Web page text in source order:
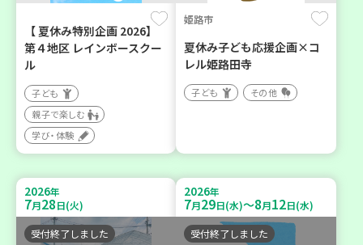
【 夏休み特別企画 2026】
第４地区 レインボースクー
ル
子ども
親子で楽しむ
学び・体験
姫路市
夏休み子ども応援企画×コ
レル姫路田寺
子ども その他
2026年
7月28日(火)
受付終了しました
2026年
7月29日(水)～8月12日(水)
受付終了しました